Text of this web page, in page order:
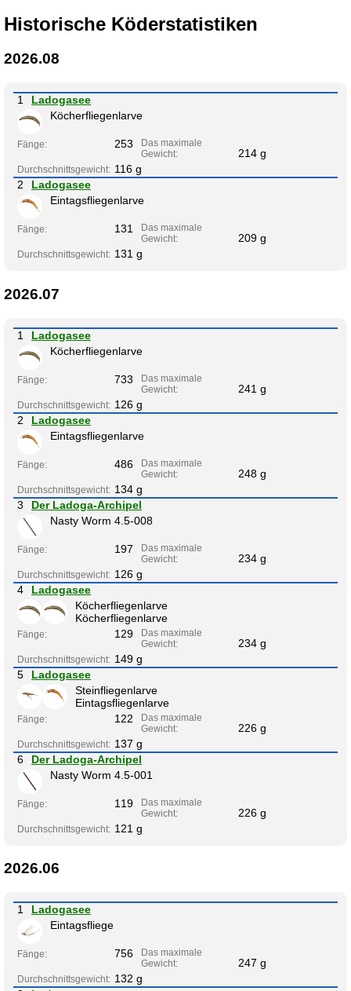
Historische Köderstatistiken
2026.08
1
Ladogasee
Köcherfliegenlarve
Fänge: 253
Das maximale
Gewicht:
214 g
Durchschnittsgewicht: 116 g
2
Ladogasee
Eintagsfliegenlarve
Fänge: 131
Das maximale
Gewicht:
209 g
Durchschnittsgewicht: 131 g
2026.07
1
Ladogasee
Köcherfliegenlarve
Fänge: 733
Das maximale
Gewicht:
241 g
Durchschnittsgewicht: 126 g
2
Ladogasee
Eintagsfliegenlarve
Fänge: 486
Das maximale
Gewicht:
248 g
Durchschnittsgewicht: 134 g
3
Der Ladoga-Archipel
Nasty Worm 4.5-008
Fänge: 197
Das maximale
Gewicht:
234 g
Durchschnittsgewicht: 126 g
4
Ladogasee
Köcherfliegenlarve
Köcherfliegenlarve
Fänge: 129
Das maximale
Gewicht:
234 g
Durchschnittsgewicht: 149 g
5
Ladogasee
Steinfliegenlarve
Eintagsfliegenlarve
Fänge: 122
Das maximale
Gewicht:
226 g
Durchschnittsgewicht: 137 g
6
Der Ladoga-Archipel
Nasty Worm 4.5-001
Fänge: 119
Das maximale
Gewicht:
226 g
Durchschnittsgewicht: 121 g
2026.06
1
Ladogasee
Eintagsfliege
Fänge: 756
Das maximale
Gewicht:
247 g
Durchschnittsgewicht: 132 g